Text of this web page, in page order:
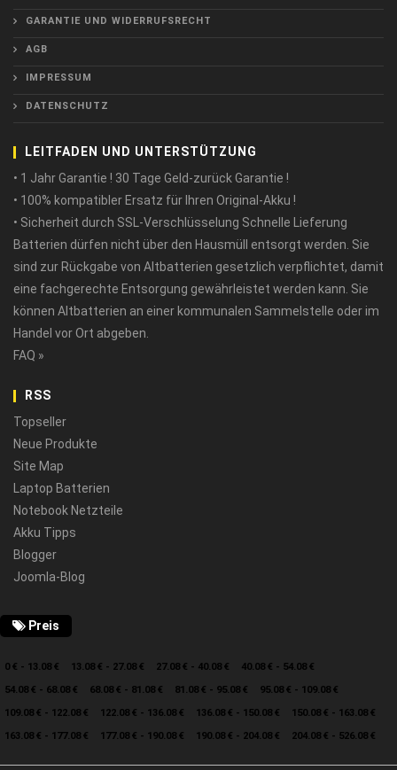
GARANTIE UND WIDERRUFSRECHT
AGB
IMPRESSUM
DATENSCHUTZ
LEITFADEN UND UNTERSTÜTZUNG
• 1 Jahr Garantie ! 30 Tage Geld-zurück Garantie !
• 100% kompatibler Ersatz für Ihren Original-Akku !
• Sicherheit durch SSL-Verschlüsselung Schnelle Lieferung
Batterien dürfen nicht über den Hausmüll entsorgt werden. Sie
sind zur Rückgabe von Altbatterien gesetzlich verpflichtet, damit
eine fachgerechte Entsorgung gewährleistet werden kann. Sie
können Altbatterien an einer kommunalen Sammelstelle oder im
Handel vor Ort abgeben.
FAQ »
RSS
Topseller
Neue Produkte
Site Map
Laptop Batterien
Notebook Netzteile
Akku Tipps
Blogger
Joomla-Blog
Preis
0 € - 13.08 € 13.08 € - 27.08 € 27.08 € - 40.08 €
40.08 € - 54.08 €
54.08 € - 68.08 €
68.08 € - 81.08 € 81.08 € - 95.08 €
95.08 € - 109.08 €
109.08 € - 122.08 €
122.08 € - 136.08 € 136.08 € - 150.08 €
150.08 € - 163.08 €
163.08 € - 177.08 €
177.08 € - 190.08 € 190.08 € - 204.08 € 204.08 € - 526.08 €